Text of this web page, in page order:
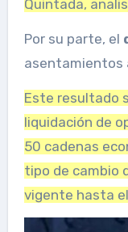
Quintada,
Por su parte, el
asentamientos
Este resultado
liquidación de
50 cadenas
tipo de cambio
vigente hasta